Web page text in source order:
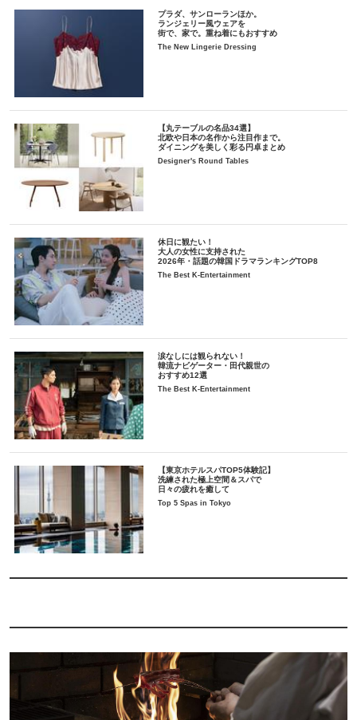
プラダ、サンローランほか。
ランジェリー風ウェアを
街で、家で。重ね着にもおすすめ
The New Lingerie Dressing
【丸テーブルの名品34選】
北欧や日本の名作から注目作まで。
ダイニングを美しく彩る円卓まとめ
Designer's Round Tables
休日に観たい！
大人の女性に支持された
2026年・話題の韓国ドラマランキングTOP8
The Best K-Entertainment
涙なしには観られない！
韓流ナビゲーター・田代親世の
おすすめ12選
The Best K-Entertainment
【東京ホテルスパTOP5体験記】
洗練された極上空間＆スパで
日々の疲れを癒して
Top 5 Spas in Tokyo